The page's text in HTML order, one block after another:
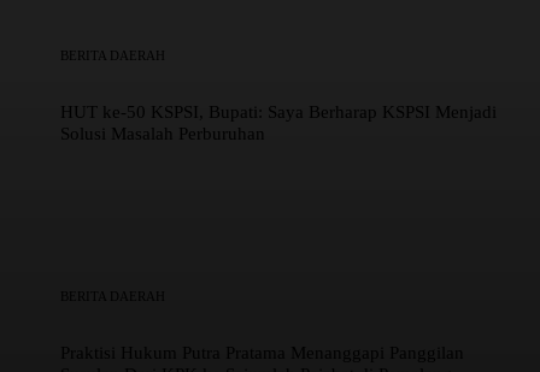
BERITA DAERAH
HUT ke-50 KSPSI, Bupati: Saya Berharap KSPSI Menjadi
Solusi Masalah Perburuhan
BERITA DAERAH
Praktisi Hukum Putra Pratama Menanggapi Panggilan